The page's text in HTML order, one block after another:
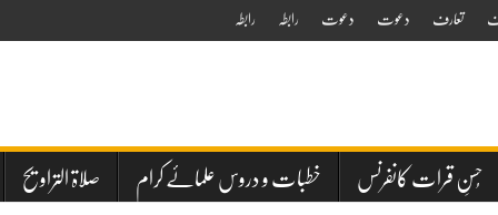
تعارف دعوت دعوت رابطہ رابطہ
حُسنِ قرات کانفرنس خطبات و دروس علمائے کرام صلاۃ التراویح